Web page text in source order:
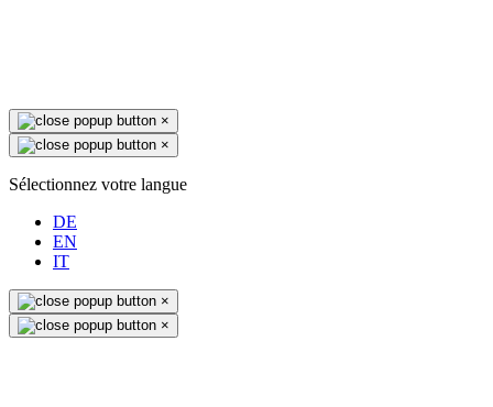
×
×
Sélectionnez votre langue
DE
EN
IT
×
×